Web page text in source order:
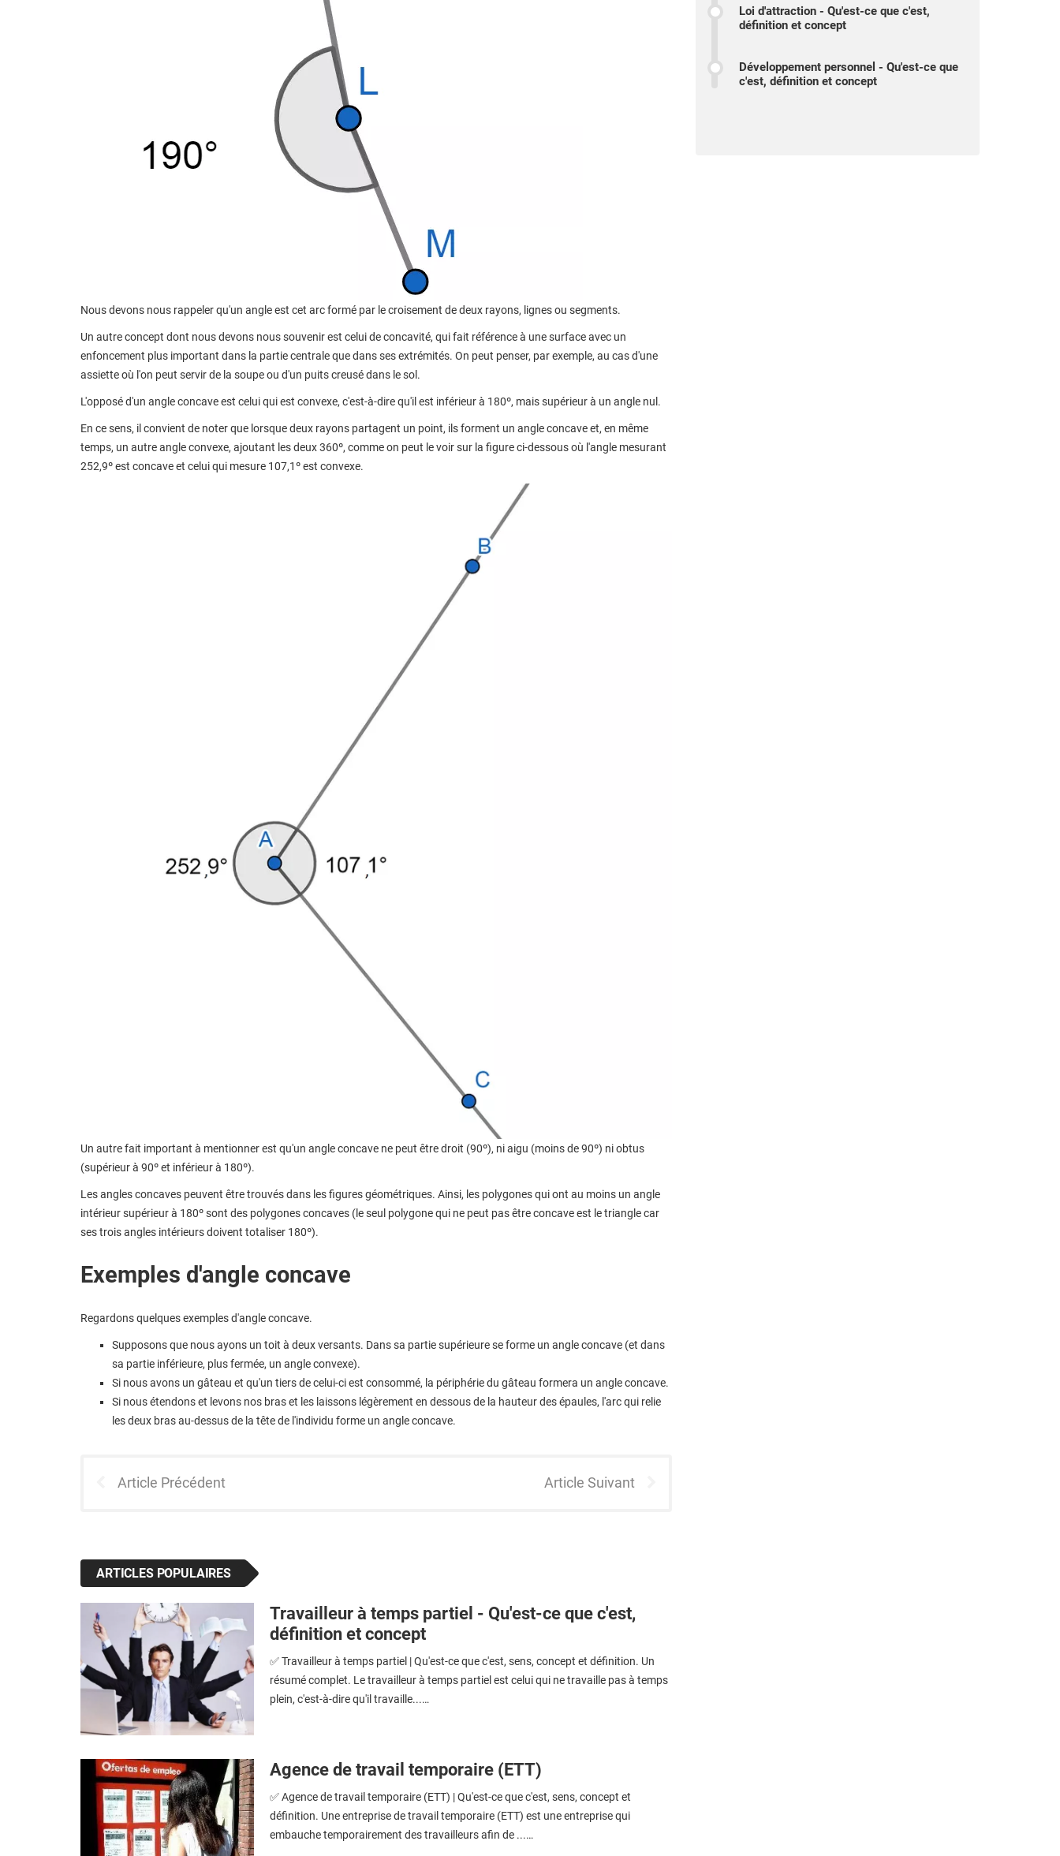
Nous devons nous rappeler qu'un angle est cet arc formé par le croisement de deux rayons, lignes ou segments.
Un autre concept dont nous devons nous souvenir est celui de concavité, qui fait référence à une surface avec un
enfoncement plus important dans la partie centrale que dans ses extrémités. On peut penser, par exemple, au cas d'une
assiette où l'on peut servir de la soupe ou d'un puits creusé dans le sol.
L'opposé d'un angle concave est celui qui est convexe, c'est-à-dire qu'il est inférieur à 180º, mais supérieur à un angle nul.
En ce sens, il convient de noter que lorsque deux rayons partagent un point, ils forment un angle concave et, en même
temps, un autre angle convexe, ajoutant les deux 360º, comme on peut le voir sur la figure ci-dessous où l'angle mesurant
252,9º est concave et celui qui mesure 107,1º est convexe.
Un autre fait important à mentionner est qu'un angle concave ne peut être droit (90º), ni aigu (moins de 90º) ni obtus
(supérieur à 90º et inférieur à 180º).
Les angles concaves peuvent être trouvés dans les figures géométriques. Ainsi, les polygones qui ont au moins un angle
intérieur supérieur à 180º sont des polygones concaves (le seul polygone qui ne peut pas être concave est le triangle car
ses trois angles intérieurs doivent totaliser 180º).
Exemples d'angle concave
Regardons quelques exemples d'angle concave.
Supposons que nous ayons un toit à deux versants. Dans sa partie supérieure se forme un angle concave (et dans
sa partie inférieure, plus fermée, un angle convexe).
Si nous avons un gâteau et qu'un tiers de celui-ci est consommé, la périphérie du gâteau formera un angle concave.
Si nous étendons et levons nos bras et les laissons légèrement en dessous de la hauteur des épaules, l'arc qui relie
les deux bras au-dessus de la tête de l'individu forme un angle concave.
Article Précédent Article Suivant
ARTICLES POPULAIRES
Travailleur à temps partiel - Qu'est-ce que c'est,
définition et concept
✅ Travailleur à temps partiel | Qu'est-ce que c'est, sens, concept et définition. Un
résumé complet. Le travailleur à temps partiel est celui qui ne travaille pas à temps
plein, c'est-à-dire qu'il travaille...…
Agence de travail temporaire (ETT)
✅ Agence de travail temporaire (ETT) | Qu'est-ce que c'est, sens, concept et
définition. Une entreprise de travail temporaire (ETT) est une entreprise qui
embauche temporairement des travailleurs afin de ...…
Loi d'attraction - Qu'est-ce que c'est,
définition et concept
Développement personnel - Qu'est-ce que
c'est, définition et concept